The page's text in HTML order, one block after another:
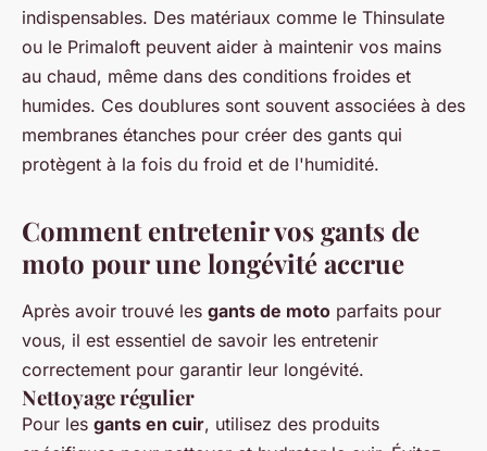
indispensables. Des matériaux comme le Thinsulate
ou le Primaloft peuvent aider à maintenir vos mains
au chaud, même dans des conditions froides et
humides. Ces doublures sont souvent associées à des
membranes étanches pour créer des gants qui
protègent à la fois du froid et de l'humidité.
Comment entretenir vos gants de
moto pour une longévité accrue
Après avoir trouvé les gants de moto parfaits pour
vous, il est essentiel de savoir les entretenir
correctement pour garantir leur longévité.
Nettoyage régulier
Pour les gants en cuir, utilisez des produits